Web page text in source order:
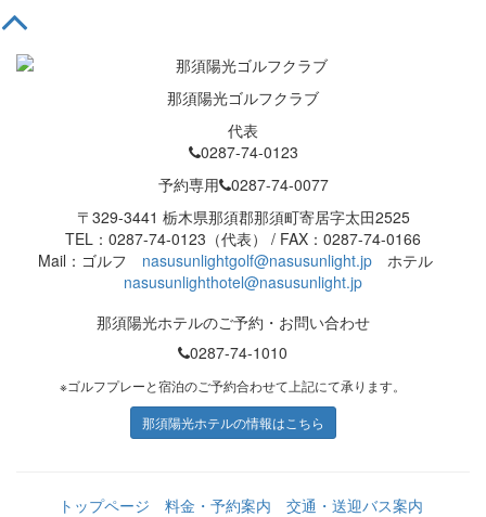
那須陽光ゴルフクラブ
代表
0287-74-0123
予約専用 0287-74-0077
〒329-3441 栃木県那須郡那須町寄居字太田2525
TEL：0287-74-0123（代表） / FAX：0287-74-0166
Mail：ゴルフ nasusunlightgolf@nasusunlight.jp ホテル
nasusunlighthotel@nasusunlight.jp
那須陽光ホテルのご予約・お問い合わせ
0287-74-1010
※ゴルフプレーと宿泊のご予約合わせて上記にて承ります。
那須陽光ホテルの情報はこちら
トップページ 料金・予約案内
交通・送迎バス案内